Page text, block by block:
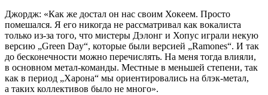
Джордж: «Как же достал он нас своим Хокеем. Просто
помешался. Я его никогда не рассматривал как вокалиста
только из-за того, что мистеры Дэлонг и Хопус играли некую
версию „Green Day“, которые были версией „Ramones“. И так
до бесконечности можно перечислять. На меня тогда влияли,
в основном метал-команды. Местные в меньшей степени, так
как в период „Харона“ мы ориентировались на блэк-метал,
а таких коллективов было не много».